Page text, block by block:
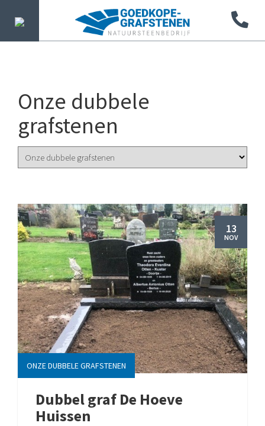
Onze dubbele
grafstenen
13
NOV
ONZE DUBBELE GRAFSTENEN
Dubbel graf De Hoeve
Huissen